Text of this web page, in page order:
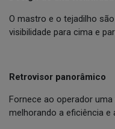
O mastro e o tejadilho
visibilidade para cima e
Retrovisor panorâmico
Fornece ao operador
melhorando a eficiência e